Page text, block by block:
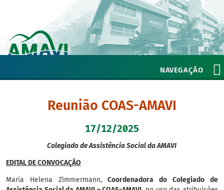
NAVEGAÇÃO
Reunião COAS-AMAVI
17/12/2025
Colegiado de Assistência Social da AMAVI
EDITAL DE CONVOCAÇÃO
Maria Helena Zimmermann,Coordenadora do Colegiado de